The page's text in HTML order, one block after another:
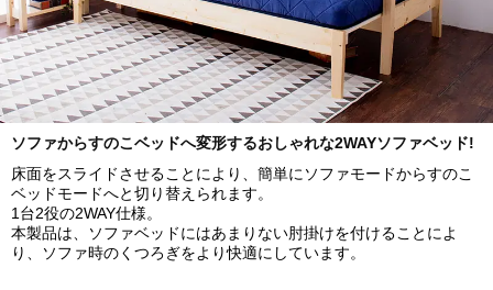
ソファからすのこベッドへ変形するおしゃれな2WAYソファベッド!
床面をスライドさせることにより、簡単にソファモードからすのこ
ベッドモードへと切り替えられます。
1台2役の2WAY仕様。
本製品は、ソファベッドにはあまりない肘掛けを付けることによ
り、ソファ時のくつろぎをより快適にしています。